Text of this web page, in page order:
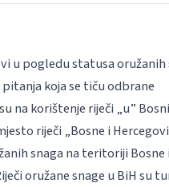
u pogledu statusa oružanih
koja se tiču odbrane
na korištenje riječi „u”
riječi „Bosne i
snaga na teritoriji Bosne i
oružane snage u BiH su